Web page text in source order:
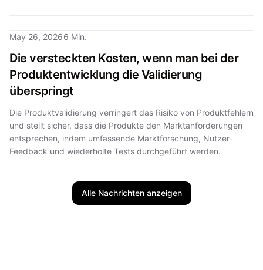
May 26, 20266 Min.
Die versteckten Kosten, wenn man bei der
Produktentwicklung die Validierung
überspringt
Die Produktvalidierung verringert das Risiko von Produktfehlern
und stellt sicher, dass die Produkte den Marktanforderungen
entsprechen, indem umfassende Marktforschung, Nutzer-
Feedback und wiederholte Tests durchgeführt werden.
Alle Nachrichten anzeigen